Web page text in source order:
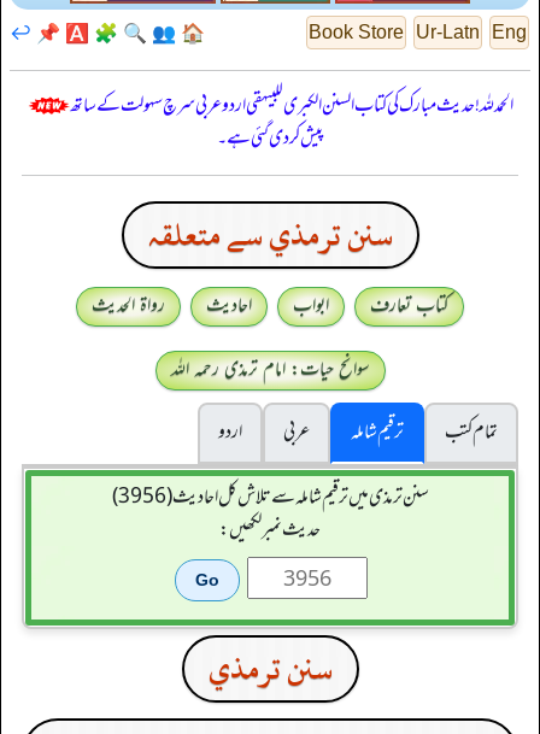
Eng
Ur-Latn
Book Store
🏠
👥
🔍
🧩
🅰️
📌
↩️
الحمدللہ! حدیث مبارک کی کتاب السنن الكبرى للبيهقي اردو عربی سرچ سہولت کے ساتھ
پیش کر دی گئی ہے۔
سنن ترمذي سے متعلقہ
کتاب تعارف ابواب احادیث
رواۃ الحدیث
سوانح حیات: امام ترمذی رحمہ اللہ
تمام کتب
ترقیم شاملہ عربی
اردو
سنن ترمذی میں ترقیم شاملہ سے تلاش کل احادیث (3956)
حدیث نمبر لکھیں:
سنن ترمذي